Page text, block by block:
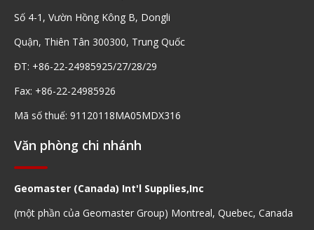
Số 4-1, Vườn Hồng Kông B, Dongli
Quận, Thiên Tân 300300, Trung Quốc
ĐT: +86-22-24985925/27/28/29
Fax: +86-22-24985926
Mã số thuế: 91120118MA05MDX316
Văn phòng chi nhánh
Geomaster (Canada) Int'l Supplies,Inc
(một phần của Geomaster Group) Montreal, Quebec, Canada